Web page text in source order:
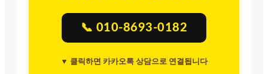
📞 010-8693-0182
▼ 클릭하면 카카오톡 상담으로 연결됩니다